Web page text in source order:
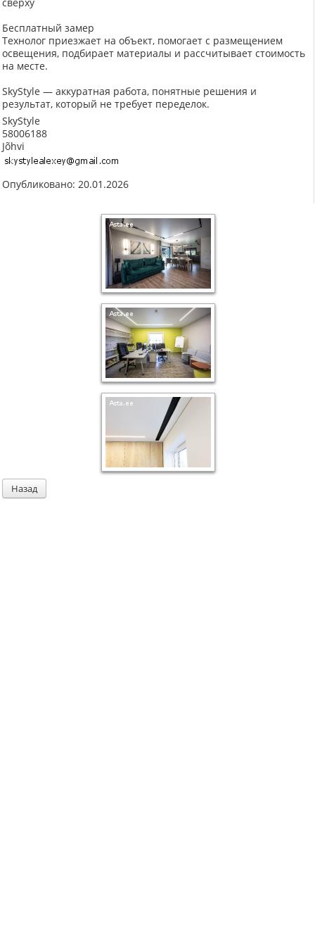
Бесплатный замер
Технолог приезжает на объект, помогает с размещением
освещения, подбирает материалы и рассчитывает стоимость
на месте.
SkyStyle — аккуратная работа, понятные решения и
результат, который не требует переделок.
SkyStyle
58006188
Jõhvi
Опубликовано: 20.01.2026
Назад